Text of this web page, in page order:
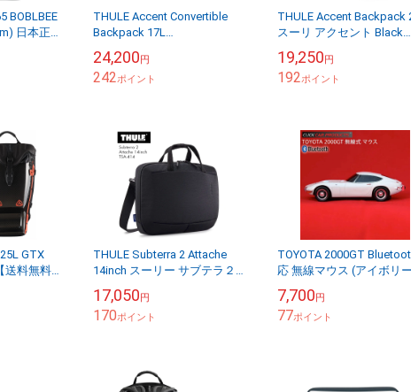
BOBLBEE
日本正規
THULE Accent Convertible
Backpack 17L
県を除く）】
24,200円
242ポイント
THULE Accent Backpack
スーリ アクセント Black
料（...
19,250円
192ポイント
GTX
送料無料
THULE Subterra 2 Attache
14inch スーリー サブテラ２
414【送料...
17,050円
170ポイント
TOYOTA 2000GT
応 無線マウス (アイボリ
7,700円
77ポイント